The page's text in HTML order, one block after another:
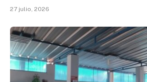
27 julio, 2026